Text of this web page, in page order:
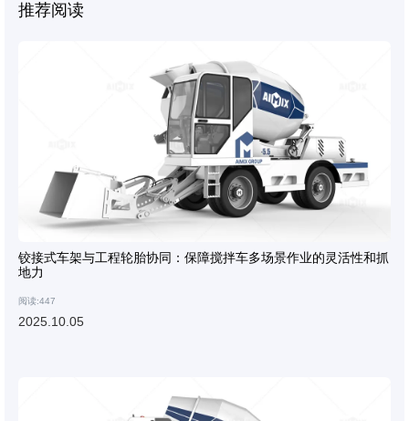
推荐阅读
铰接式车架与工程轮胎协同：保障搅拌车多场景作业的灵活性和抓
地力
阅读:447
2025.10.05